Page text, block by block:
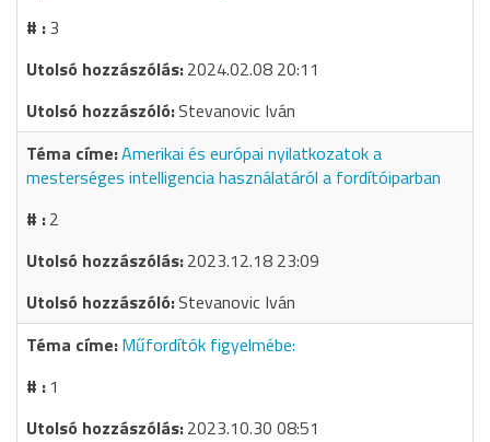
3
2024.02.08 20:11
Stevanovic Iván
Amerikai és európai nyilatkozatok a
mesterséges intelligencia használatáról a fordítóiparban
2
2023.12.18 23:09
Stevanovic Iván
Műfordítók figyelmébe:
1
2023.10.30 08:51